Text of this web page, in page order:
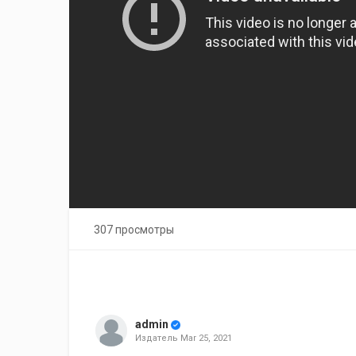
307 просмотры
admin
Издатель Mar 25, 2021